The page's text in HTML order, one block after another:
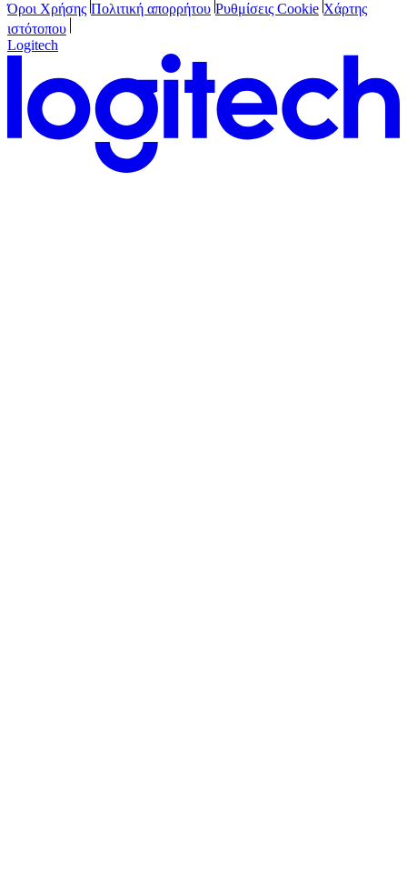
Όροι Χρήσης Πολιτική απορρήτου Ρυθμίσεις Cookie Χάρτης
ιστότοπου
Logitech